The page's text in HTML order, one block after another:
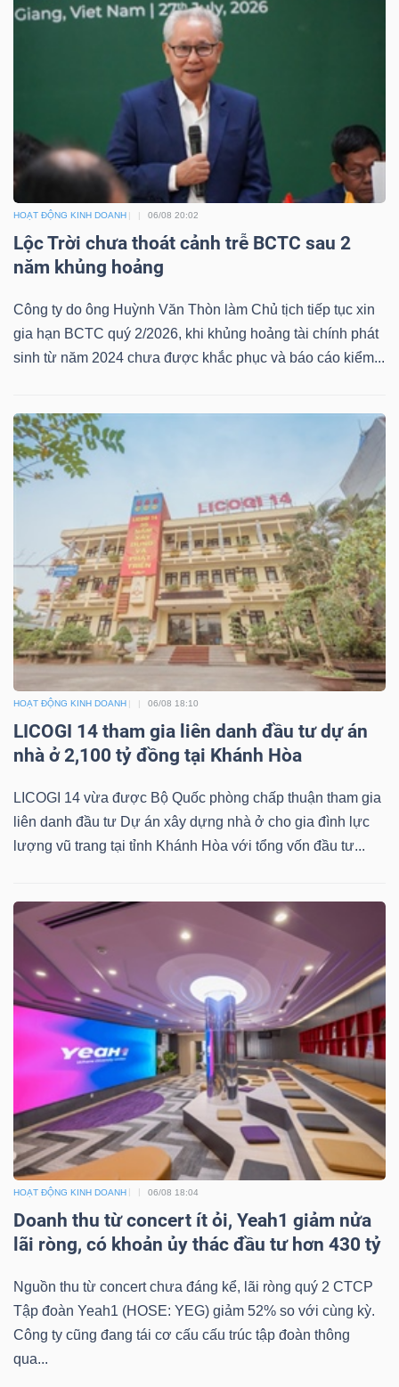
HOẠT ĐỘNG KINH DOANH 06/08 20:02
Lộc Trời chưa thoát cảnh trễ BCTC sau 2
năm khủng hoảng
Công ty do ông Huỳnh Văn Thòn làm Chủ tịch tiếp tục xin
gia hạn BCTC quý 2/2026, khi khủng hoảng tài chính phát
sinh từ năm 2024 chưa được khắc phục và báo cáo kiểm...
HOẠT ĐỘNG KINH DOANH 06/08 18:10
LICOGI 14 tham gia liên danh đầu tư dự án
nhà ở 2,100 tỷ đồng tại Khánh Hòa
LICOGI 14 vừa được Bộ Quốc phòng chấp thuận tham gia
liên danh đầu tư Dự án xây dựng nhà ở cho gia đình lực
lượng vũ trang tại tỉnh Khánh Hòa với tổng vốn đầu tư...
HOẠT ĐỘNG KINH DOANH 06/08 18:04
Doanh thu từ concert ít ỏi, Yeah1 giảm nửa
lãi ròng, có khoản ủy thác đầu tư hơn 430 tỷ
Nguồn thu từ concert chưa đáng kể, lãi ròng quý 2 CTCP
Tập đoàn Yeah1 (HOSE: YEG) giảm 52% so với cùng kỳ.
Công ty cũng đang tái cơ cấu cấu trúc tập đoàn thông
qua...